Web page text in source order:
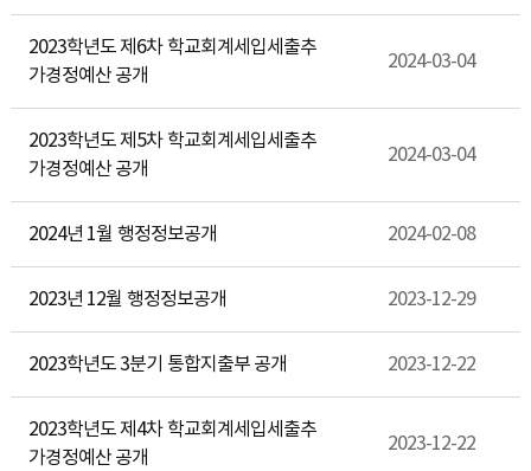
2023학년도 제6차 학교회계세입세출추
가경정예산 공개
2024-03-04
2023학년도 제5차 학교회계세입세출추
가경정예산 공개
2024-03-04
2024년 1월 행정정보공개 2024-02-08
2023년 12월 행정정보공개 2023-12-29
2023학년도 3분기 통합지출부 공개 2023-12-22
2023학년도 제4차 학교회계세입세출추
가경정예산 공개
2023-12-22